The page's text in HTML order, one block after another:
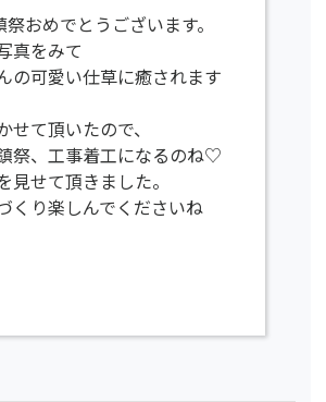
おめでとうございます。
真をみて
の可愛い仕草に癒されます
せて頂いたので、
祭、工事着工になるのね♡
見せて頂きました。
くり楽しんでくださいね